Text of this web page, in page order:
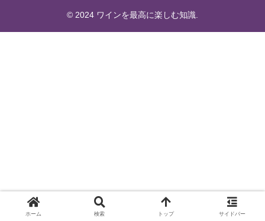
© 2024 ワインを最高に楽しむ知識.
ホーム 検索 トップ サイドバー